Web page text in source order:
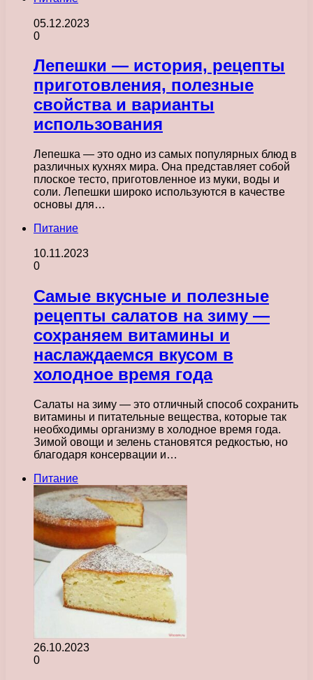
05.12.2023
0
Лепешки — история, рецепты
приготовления, полезные
свойства и варианты
использования
Лепешка — это одно из самых популярных блюд в
различных кухнях мира. Она представляет собой
плоское тесто, приготовленное из муки, воды и
соли. Лепешки широко используются в качестве
основы для…
Питание
10.11.2023
0
Самые вкусные и полезные
рецепты салатов на зиму —
сохраняем витамины и
наслаждаемся вкусом в
холодное время года
Салаты на зиму — это отличный способ сохранить
витамины и питательные вещества, которые так
необходимы организму в холодное время года.
Зимой овощи и зелень становятся редкостью, но
благодаря консервации и…
Питание
26.10.2023
0